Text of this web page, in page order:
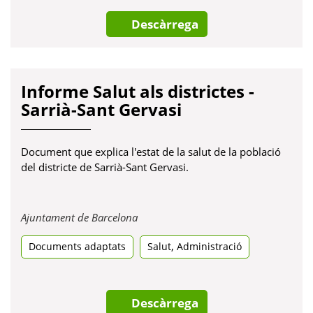
Descàrrega
Informe Salut als districtes -
Sarrià-Sant Gervasi
Document que explica l'estat de la salut de la població
del districte de Sarrià-Sant Gervasi.
Ajuntament de BarcelonaObre
una
pestanya
Documents adaptats Salut, Administració
Descàrrega